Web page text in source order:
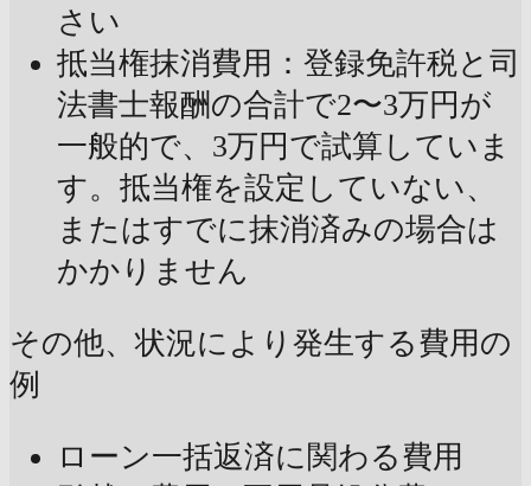
さい
抵当権抹消費用：登録免許税と司
法書士報酬の合計で2〜3万円が
一般的で、3万円で試算していま
す。抵当権を設定していない、
またはすでに抹消済みの場合は
かかりません
その他、状況により発生する費用の
例
ローン一括返済に関わる費用